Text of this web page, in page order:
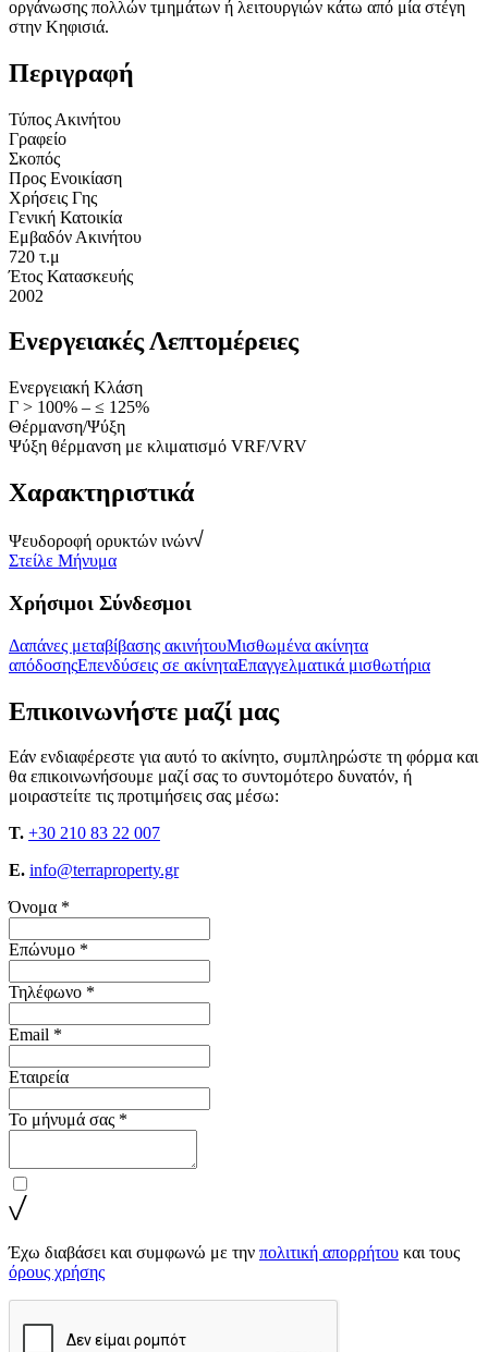
οργάνωσης πολλών τμημάτων ή λειτουργιών κάτω από μία στέγη
στην Κηφισιά.
Περιγραφή
Τύπος Ακινήτου
Γραφείο
Σκοπός
Προς Ενοικίαση
Χρήσεις Γης
Γενική Κατοικία
Εμβαδόν Ακινήτου
720 τ.μ
Έτος Κατασκευής
2002
Ενεργειακές Λεπτομέρειες
Ενεργειακή Κλάση
Γ > 100% – ≤ 125%
Θέρμανση/Ψύξη
Ψύξη θέρμανση με κλιματισμό VRF/VRV
Χαρακτηριστικά
Ψευδοροφή ορυκτών ινών
Στείλε Μήνυμα
Χρήσιμοι Σύνδεσμοι
Δαπάνες μεταβίβασης ακινήτουΜισθωμένα ακίνητα
απόδοσηςΕπενδύσεις σε ακίνηταΕπαγγελματικά μισθωτήρια
Επικοινωνήστε μαζί μας
Εάν ενδιαφέρεστε για αυτό το ακίνητο, συμπληρώστε τη φόρμα και
θα επικοινωνήσουμε μαζί σας το συντομότερο δυνατόν, ή
μοιραστείτε τις προτιμήσεις σας μέσω:
T. +30 210 83 22 007
E. info@terraproperty.gr
Όνομα *
Επώνυμο *
Τηλέφωνο *
Email *
Εταιρεία
Το μήνυμά σας *
Έχω διαβάσει και συμφωνώ με την πολιτική απορρήτου και τους
όρους χρήσης